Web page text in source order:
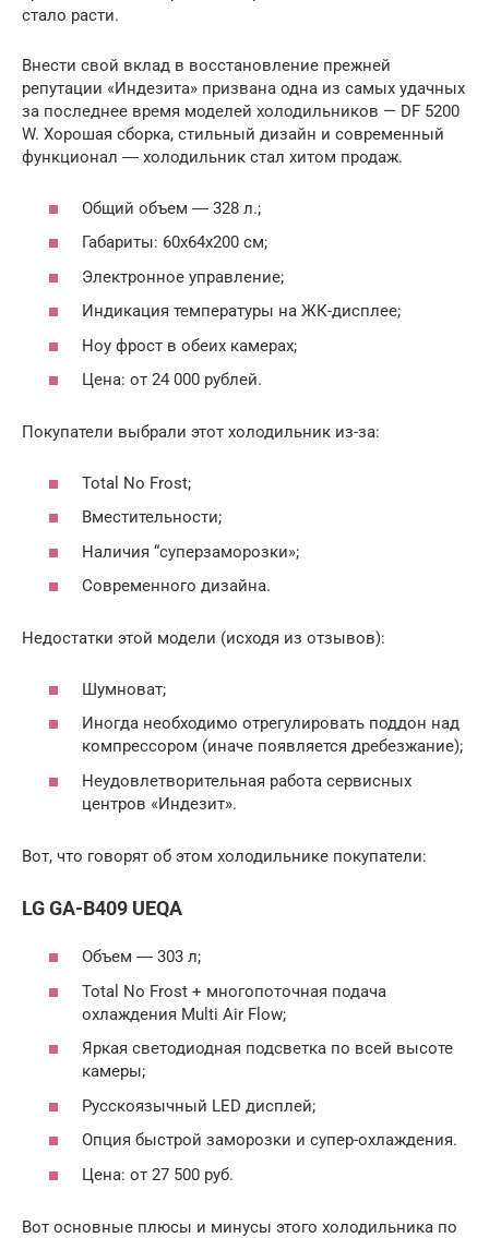
стало расти.
Внести свой вклад в восстановление прежней
репутации «Индезита» призвана одна из самых удачных
за последнее время моделей холодильников — DF 5200
W. Хорошая сборка, стильный дизайн и современный
функционал ― холодильник стал хитом продаж.
Общий объем ― 328 л.;
Габариты: 60x64x200 см;
Электронное управление;
Индикация температуры на ЖК-дисплее;
Ноу фрост в обеих камерах;
Цена: от 24 000 рублей.
Покупатели выбрали этот холодильник из-за:
Total No Frost;
Вместительности;
Наличия “суперзаморозки»;
Современного дизайна.
Недостатки этой модели (исходя из отзывов):
Шумноват;
Иногда необходимо отрегулировать поддон над
компрессором (иначе появляется дребезжание);
Неудовлетворительная работа сервисных
центров «Индезит».
Вот, что говорят об этом холодильнике покупатели:
LG GA-B409 UEQA
Объем ― 303 л;
Total No Frost + многопоточная подача
охлаждения Multi Air Flow;
Яркая светодиодная подсветка по всей высоте
камеры;
Русскоязычный LED дисплей;
Опция быстрой заморозки и супер-охлаждения.
Цена: от 27 500 руб.
Вот основные плюсы и минусы этого холодильника по